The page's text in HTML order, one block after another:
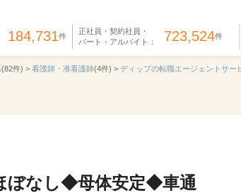
184,731件
正社員・契約社員・
パート・アルバイト： 723,524件
(82件) > 看護師・准看護師(4件) > ディップの転職エージェントサー
なし◆母体安定◆車通